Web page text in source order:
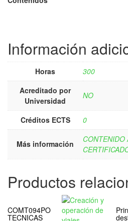
Información
Horas
300
Acreditado por
Universidad
NO
Créditos ECTS 0
Más información
CONTENIDO
Productos
COMT094PO
TECNICAS